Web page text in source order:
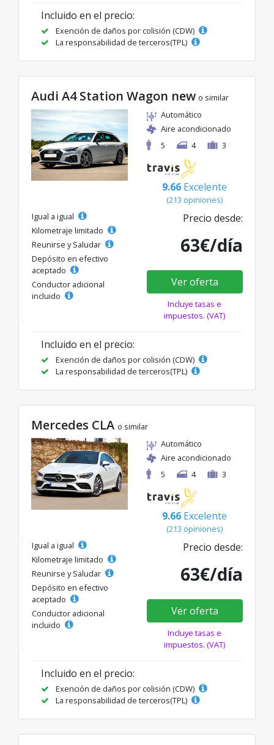
Incluido en el precio:
Exención de daños por colisión (CDW)
La responsabilidad de terceros(TPL)
Audi A4 Station Wagon new o similar
Automático
Aire acondicionado
5
4 3
9.66 Excelente
(213 opiniones)
Igual a igual
Kilometraje limitado
Reunirse y Saludar
Depósito en efectivo
aceptado
Conductor adicional
incluido
Precio desde:
63€/día
Ver oferta
Incluye tasas e
impuestos. (VAT)
Incluido en el precio:
Exención de daños por colisión (CDW)
La responsabilidad de terceros(TPL)
Mercedes CLA o similar
Automático
Aire acondicionado
5
4 3
9.66 Excelente
(213 opiniones)
Igual a igual
Kilometraje limitado
Reunirse y Saludar
Depósito en efectivo
aceptado
Conductor adicional
incluido
Precio desde:
63€/día
Ver oferta
Incluye tasas e
impuestos. (VAT)
Incluido en el precio:
Exención de daños por colisión (CDW)
La responsabilidad de terceros(TPL)